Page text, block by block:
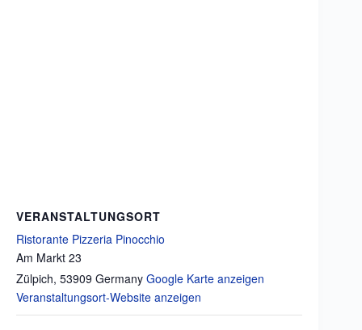
VERANSTALTUNGSORT
Ristorante Pizzeria Pinocchio
Am Markt 23
Zülpich, 53909 Germany Google Karte anzeigen
Veranstaltungsort-Website anzeigen